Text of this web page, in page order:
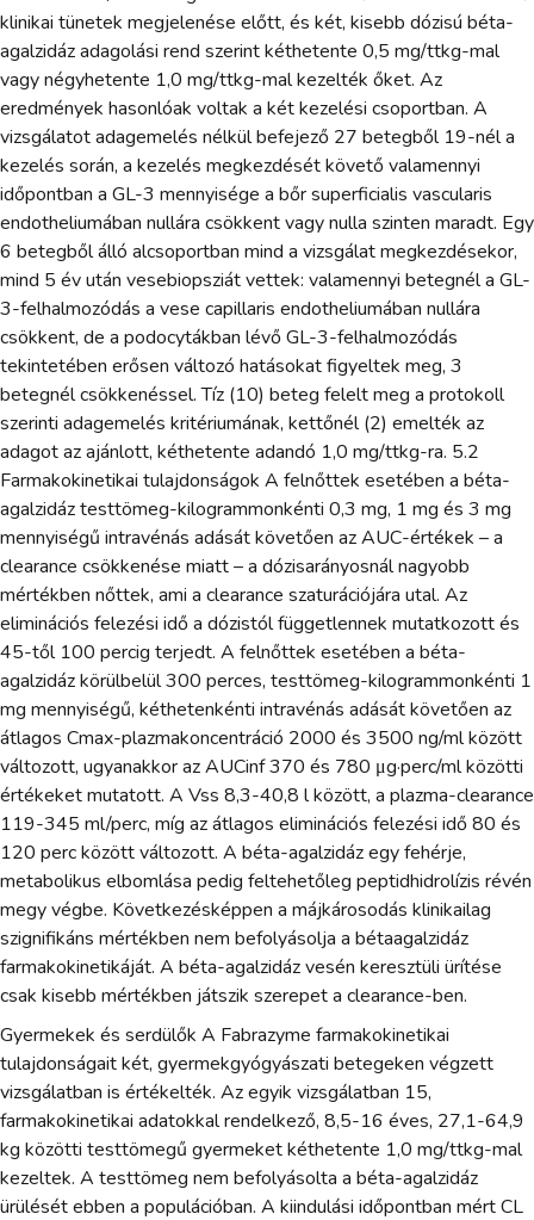
klinikai tünetek megjelenése előtt, és két, kisebb dózisú béta-
agalzidáz adagolási rend szerint kéthetente 0,5 mg/ttkg-mal
vagy négyhetente 1,0 mg/ttkg-mal kezelték őket. Az
eredmények hasonlóak voltak a két kezelési csoportban. A
vizsgálatot adagemelés nélkül befejező 27 betegből 19-nél a
kezelés során, a kezelés megkezdését követő valamennyi
időpontban a GL-3 mennyisége a bőr superficialis vascularis
endotheliumában nullára csökkent vagy nulla szinten maradt. Egy
6 betegből álló alcsoportban mind a vizsgálat megkezdésekor,
mind 5 év után vesebiopsziát vettek: valamennyi betegnél a GL-
3-felhalmozódás a vese capillaris endotheliumában nullára
csökkent, de a podocytákban lévő GL-3-felhalmozódás
tekintetében erősen változó hatásokat figyeltek meg, 3
betegnél csökkenéssel. Tíz (10) beteg felelt meg a protokoll
szerinti adagemelés kritériumának, kettőnél (2) emelték az
adagot az ajánlott, kéthetente adandó 1,0 mg/ttkg-ra. 5.2
Farmakokinetikai tulajdonságok A felnőttek esetében a béta-
agalzidáz testtömeg-kilogrammonkénti 0,3 mg, 1 mg és 3 mg
mennyiségű intravénás adását követően az AUC-értékek – a
clearance csökkenése miatt – a dózisarányosnál nagyobb
mértékben nőttek, ami a clearance szaturációjára utal. Az
eliminációs felezési idő a dózistól függetlennek mutatkozott és
45-től 100 percig terjedt. A felnőttek esetében a béta-
agalzidáz körülbelül 300 perces, testtömeg-kilogrammonkénti 1
mg mennyiségű, kéthetenkénti intravénás adását követően az
átlagos Cmax-plazmakoncentráció 2000 és 3500 ng/ml között
változott, ugyanakkor az AUCinf 370 és 780 μg·perc/ml közötti
értékeket mutatott. A Vss 8,3-40,8 l között, a plazma-clearance
119-345 ml/perc, míg az átlagos eliminációs felezési idő 80 és
120 perc között változott. A béta-agalzidáz egy fehérje,
metabolikus elbomlása pedig feltehetőleg peptidhidrolízis révén
megy végbe. Következésképpen a májkárosodás klinikailag
szignifikáns mértékben nem befolyásolja a bétaagalzidáz
farmakokinetikáját. A béta-agalzidáz vesén keresztüli ürítése
csak kisebb mértékben játszik szerepet a clearance-ben.
Gyermekek és serdülők A Fabrazyme farmakokinetikai
tulajdonságait két, gyermekgyógyászati betegeken végzett
vizsgálatban is értékelték. Az egyik vizsgálatban 15,
farmakokinetikai adatokkal rendelkező, 8,5-16 éves, 27,1-64,9
kg közötti testtömegű gyermeket kéthetente 1,0 mg/ttkg-mal
kezeltek. A testtömeg nem befolyásolta a béta-agalzidáz
ürülését ebben a populációban. A kiindulási időpontban mért CL